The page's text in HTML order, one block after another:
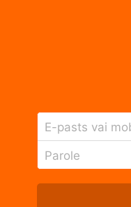
E-pasts vai
Parole